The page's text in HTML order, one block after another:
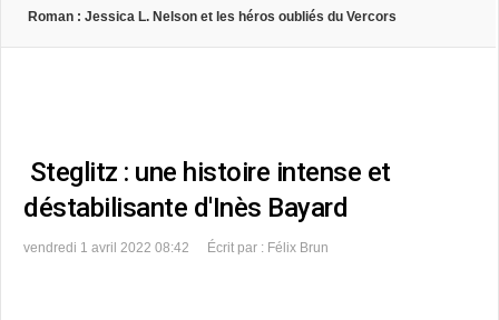
Roman : Jessica L. Nelson et les héros oubliés du Vercors
Steglitz : une histoire intense et
déstabilisante d'Inès Bayard
vendredi 1 avril 2022 08:42 Écrit par : Félix Brun